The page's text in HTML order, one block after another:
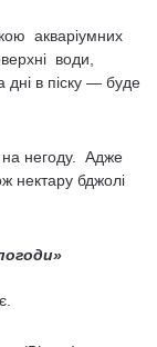
акваріумних
води,
в піску — буде
на негоду. Адже
нектару бджолі